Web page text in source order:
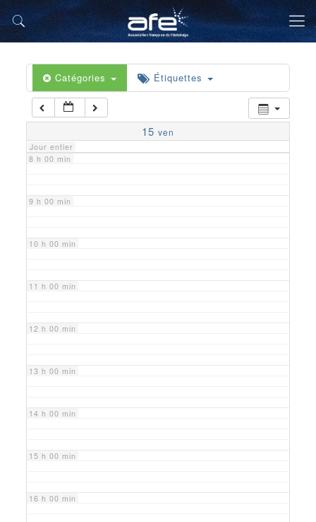
Catégories Étiquettes
15 ven
Jour entier
5 h 00 min
6 h 00 min
7 h 00 min
8 h 00 min
9 h 00 min
10 h 00 min
11 h 00 min
12 h 00 min
13 h 00 min
14 h 00 min
15 h 00 min
16 h 00 min